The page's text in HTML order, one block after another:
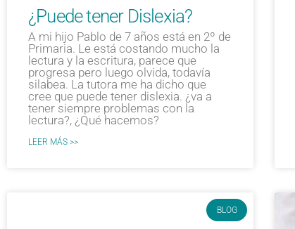
¿Puede tener Dislexia?
A mi hijo Pablo de 7 años está en 2º de
Primaria. Le está costando mucho la
lectura y la escritura, parece que
progresa pero luego olvida, todavía
silabea. La tutora me ha dicho que
cree que puede tener dislexia. ¿va a
tener siempre problemas con la
lectura?, ¿Qué hacemos?
LEER MÁS >>
BLOG